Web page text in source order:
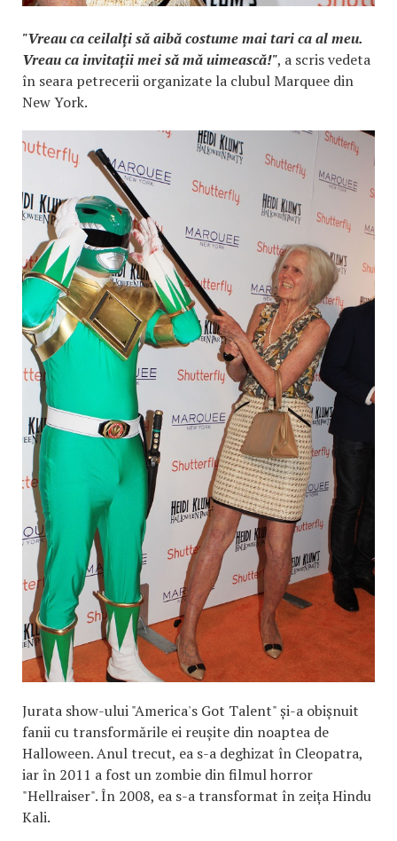
"Vreau ca ceilalți să aibă costume mai tari ca al meu.
Vreau ca invitații mei să mă uimească!", a scris vedeta
în seara petrecerii organizate la clubul Marquee din
New York.
Jurata show-ului "America's Got Talent" și-a obișnuit
fanii cu transformările ei reușite din noaptea de
Halloween. Anul trecut, ea s-a deghizat în Cleopatra,
iar în 2011 a fost un zombie din filmul horror
"Hellraiser". În 2008, ea s-a transformat în zeița Hindu
Kali.